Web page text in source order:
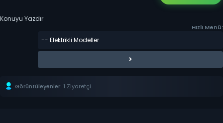
Konuyu Yazdır
Hızlı Menü:
Görüntüleyenler: 1 Ziyaretçi